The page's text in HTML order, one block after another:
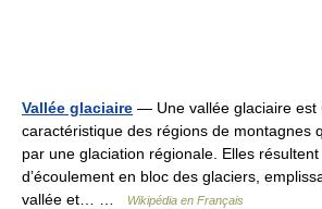
Vallée glaciaire — Une vallée glaciaire est
caractéristique des régions de montagnes
par une glaciation régionale. Elles
d’écoulement en bloc des glaciers,
vallée et… …
Wikipédia en Français